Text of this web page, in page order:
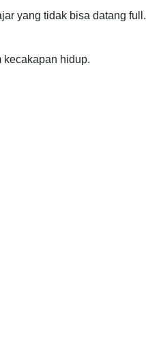
yang tidak bisa datang full.
kecakapan hidup.